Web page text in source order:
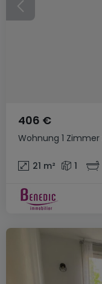
Wohnung 1 Zimmer
406 €
21 m² 1